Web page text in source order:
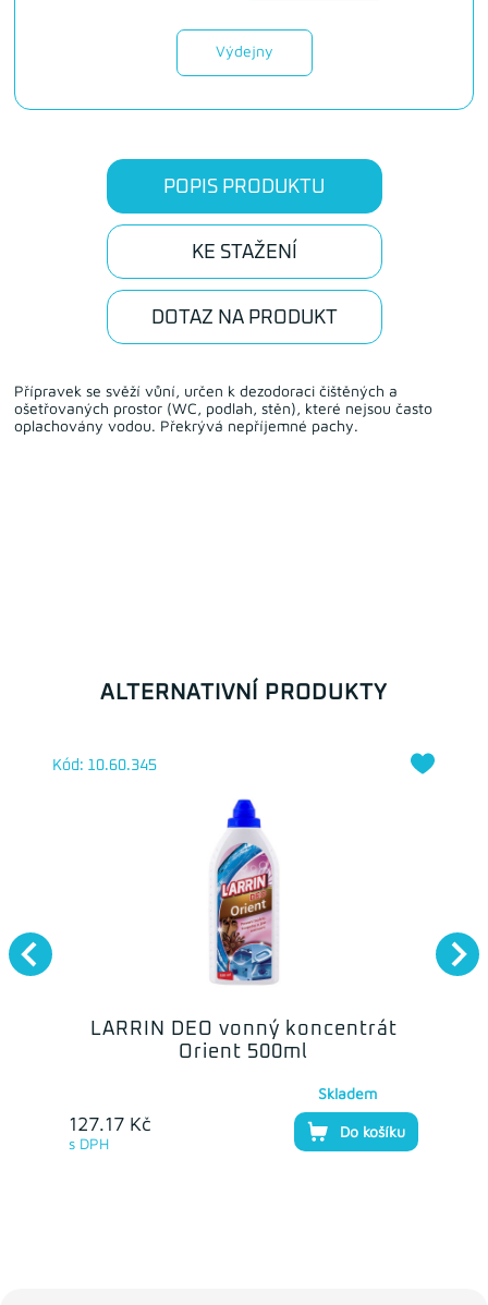
Výdejny
POPIS PRODUKTU
KE STAŽENÍ
DOTAZ NA PRODUKT
Přípravek se svěží vůní, určen k dezodoraci čištěných a
ošetřovaných prostor (WC, podlah, stěn), které nejsou často
oplachovány vodou. Překrývá nepříjemné pachy.
ALTERNATIVNÍ PRODUKTY
LARRIN DEO vonný koncentrát
Orient 500ml
Kód: 10.60.345
127.17 Kč
s DPH
Skladem
Do košíku